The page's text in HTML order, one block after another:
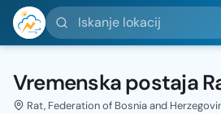
Iskanje lokacij
Vremenska postaja
Rat, Federation of Bosnia and